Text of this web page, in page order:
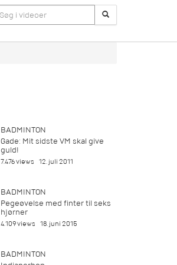
BADMINTON
Gade: Mit sidste VM skal give
guld!
7.476 views 12. juli 2011
BADMINTON
Pegeøvelse med finter til seks
hjørner
4.109 views 18. juni 2015
BADMINTON